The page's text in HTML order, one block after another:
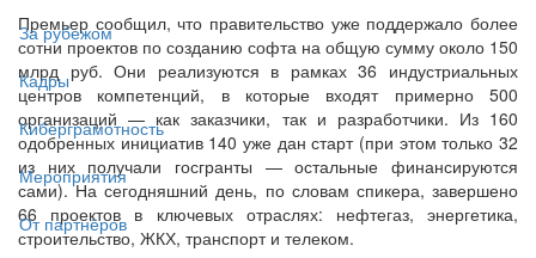
За рубежом
Кадры
Киберграмотность
Мероприятия
От партнёров
Премьер сообщил, что правительство уже поддержало более
сотни проектов по созданию софта на общую сумму около 150
млрд руб. Они реализуются в рамках 36 индустриальных
центров компетенций, в которые входят примерно 500
организаций — как заказчики, так и разработчики. Из 160
одобренных инициатив 140 уже дан старт (при этом только 32
из них получали госгранты — остальные финансируются
сами). На сегодняшний день, по словам спикера, завершено
66 проектов в ключевых отраслях: нефтегаз, энергетика,
строительство, ЖКХ, транспорт и телеком.